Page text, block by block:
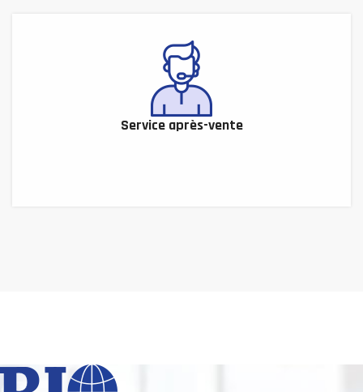
Service après-vente